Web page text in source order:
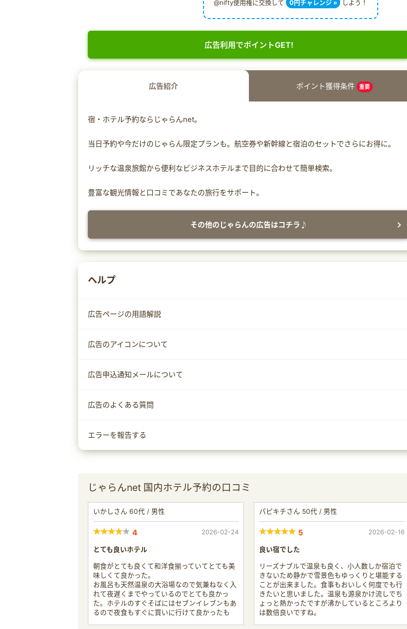
@nifty使用権に交換して 0円チャレンジ » しよう！
広告利用でポイントGET!
広告紹介 ポイント獲得条件 重要
宿・ホテル予約ならじゃらんnet。
当日予約や今だけのじゃらん限定プランも。航空券や新幹線と宿泊のセットでさらにお得に。
リッチな温泉旅館から便利なビジネスホテルまで目的に合わせて簡単検索。
豊富な観光情報と口コミであなたの旅行をサポート。
その他のじゃらんの広告はコチラ♪
ヘルプ
広告ページの用語解説
広告のアイコンについて
広告申込通知メールについて
広告のよくある質問
エラーを報告する
じゃらんnet 国内ホテル予約の口コミ
いかしさん 60代 / 男性
4 2026-02-24
とても良いホテル
朝食がとても良くて和洋食揃っていてとても美
味しくて良かった。
お風呂も天然温泉の大浴場なので気兼ねなく入
れて夜遅くまでやっているのでとても良かっ
た。ホテルのすぐそばにはセブンイレブンもあ
るので夜食もすぐに買いに行けて良かったも
パピキチさん 50代 / 男性
5 2026-02-16
良い宿でした
リーズナブルで温泉も良く、小人数しか宿泊で
きないため静かで雪景色もゆっくりと堪能する
ことが出来ました。食事もおいしく何度でも行
きたいと思いました。温泉も源泉かけ流しでち
ょっと熱かったですが沸かしているところより
は数倍良いですね。